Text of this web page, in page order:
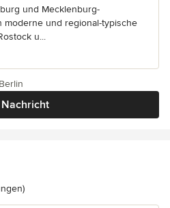
und Mecklenburg-
moderne und regional-typische
u...
Nachricht
5 von 5 Sternen